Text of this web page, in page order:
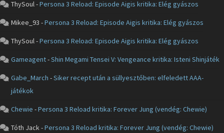
ThySoul-Persona 3 Reload: Episode Aigis kritika: Elég gyászos
Mikee_93 -Persona 3 Reload: Episode Aigis kritika: Elég gyászos
ThySoul-Persona 3 Reload: Episode Aigis kritika: Elég gyászos
Gameagent-Shin Megami Tensei V: Vengeance kritika: Isteni Shinjáték
Gabe_March -Siker recept után a süllyesztőben: elfeledett AAA-
játékok
Chewie -Persona 3 Reload kritika: Forever Jung (vendég: Chewie)
Tóth Jack-Persona 3 Reload kritika: Forever Jung (vendég: Chewie)